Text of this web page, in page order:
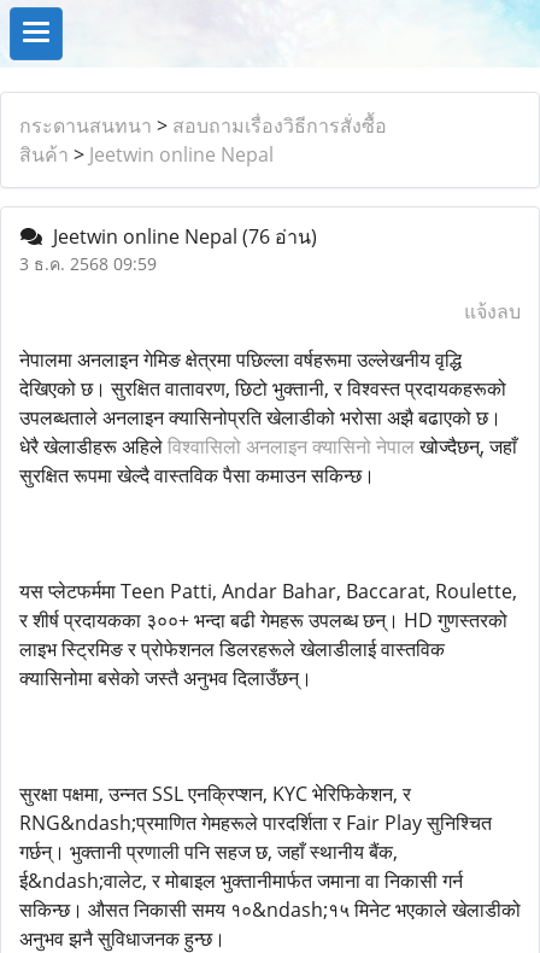
กระดานสนทนา > สอบถามเรื่องวิธีการสั่งซื้อ
สินค้า > Jeetwin online Nepal
Jeetwin online Nepal (76 อ่าน)
3 ธ.ค. 2568 09:59
แจ้งลบ
नेपालमा अनलाइन गेमिङ क्षेत्रमा पछिल्ला वर्षहरूमा उल्लेखनीय वृद्धि
देखिएको छ। सुरक्षित वातावरण, छिटो भुक्तानी, र विश्वस्त प्रदायकहरूको
उपलब्धताले अनलाइन क्यासिनोप्रति खेलाडीको भरोसा अझै बढाएको छ।
धेरै खेलाडीहरू अहिलेविश्वासिलो अनलाइन क्यासिनो नेपालखोज्दैछन्, जहाँ
सुरक्षित रूपमा खेल्दै वास्तविक पैसा कमाउन सकिन्छ।
यस प्लेटफर्ममा Teen Patti, Andar Bahar, Baccarat, Roulette,
र शीर्ष प्रदायकका ३००+ भन्दा बढी गेमहरू उपलब्ध छन्। HD गुणस्तरको
लाइभ स्ट्रिमिङ र प्रोफेशनल डिलरहरूले खेलाडीलाई वास्तविक
क्यासिनोमा बसेको जस्तै अनुभव दिलाउँछन्।
सुरक्षा पक्षमा, उन्नत SSL एनक्रिप्शन, KYC भेरिफिकेशन, र
RNG&ndash;प्रमाणित गेमहरूले पारदर्शिता र Fair Play सुनिश्चित
गर्छन्। भुक्तानी प्रणाली पनि सहज छ, जहाँ स्थानीय बैंक,
ई&ndash;वालेट, र मोबाइल भुक्तानीमार्फत जमाना वा निकासी गर्न
सकिन्छ। औसत निकासी समय १०&ndash;१५ मिनेट भएकाले खेलाडीको
अनुभव झनै सुविधाजनक हुन्छ।